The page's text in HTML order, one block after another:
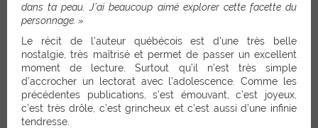
dans ta peau. J’ai beaucoup aimé explorer cette facette du
personnage. »
Le récit de l’auteur québécois est d’une très belle
nostalgie, très maîtrisé et permet de passer un excellent
moment de lecture. Surtout qu’il n’est très simple
d’accrocher un lectorat avec l’adolescence. Comme les
précédentes publications, s’est émouvant, c’est joyeux,
c’est très drôle, c’est grincheux et c’est aussi d’une infinie
tendresse.